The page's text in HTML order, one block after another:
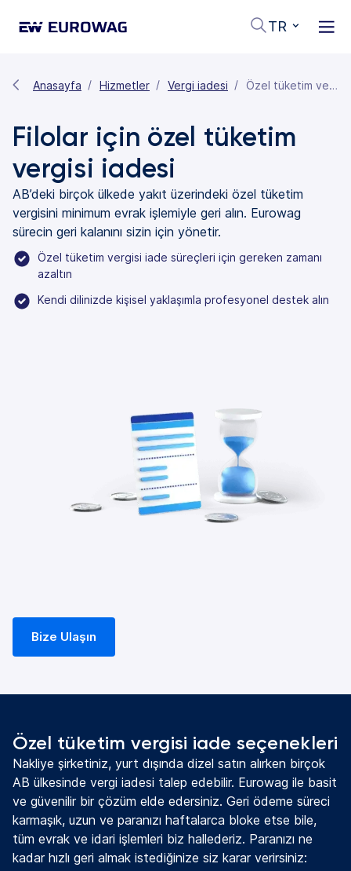
TR
Anasayfa Hizmetler Vergi iadesi Özel tüketim vergisi iadesi
Filolar için özel tüketim
vergisi iadesi
AB’deki birçok ülkede yakıt üzerindeki özel tüketim
vergisini minimum evrak işlemiyle geri alın. Eurowag
sürecin geri kalanını sizin için yönetir.
Özel tüketim vergisi iade süreçleri için gereken zamanı
azaltın
Kendi dilinizde kişisel yaklaşımla profesyonel destek alın
Bize Ulaşın
Özel tüketim vergisi iade seçenekleri
Nakliye şirketiniz, yurt dışında dizel satın alırken birçok
AB ülkesinde vergi iadesi talep edebilir. Eurowag ile basit
ve güvenilir bir çözüm elde edersiniz. Geri ödeme süreci
karmaşık, uzun ve paranızı haftalarca bloke etse bile,
tüm evrak ve idari işlemleri biz hallederiz. Paranızı ne
kadar hızlı geri almak istediğinize siz karar verirsiniz: